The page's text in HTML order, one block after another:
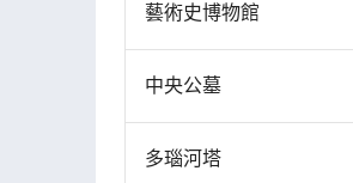
藝術史博物館
中央公墓
多瑙河塔